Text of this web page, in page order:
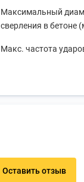
Максимальный
сверления в бетоне
Макс. частота
Оставить отзыв